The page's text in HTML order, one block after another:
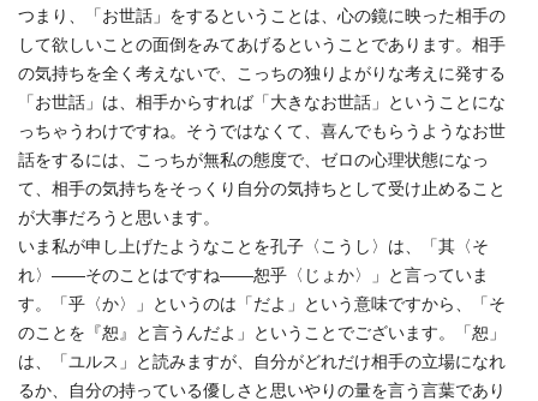
つまり、「お世話」をするということは、心の鏡に映った相手の
して欲しいことの面倒をみてあげるということであります。相手
の気持ちを全く考えないで、こっちの独りよがりな考えに発する
「お世話」は、相手からすれば「大きなお世話」ということにな
っちゃうわけですね。そうではなくて、喜んでもらうようなお世
話をするには、こっちが無私の態度で、ゼロの心理状態になっ
て、相手の気持ちをそっくり自分の気持ちとして受け止めること
が大事だろうと思います。
いま私が申し上げたようなことを孔子〈こうし〉は、「其〈そ
れ〉――そのことはですね――恕乎〈じょか〉」と言っていま
す。「乎〈か〉」というのは「だよ」という意味ですから、「そ
のことを『恕』と言うんだよ」ということでございます。「恕」
は、「ユルス」と読みますが、自分がどれだけ相手の立場になれ
るか、自分の持っている優しさと思いやりの量を言う言葉であり